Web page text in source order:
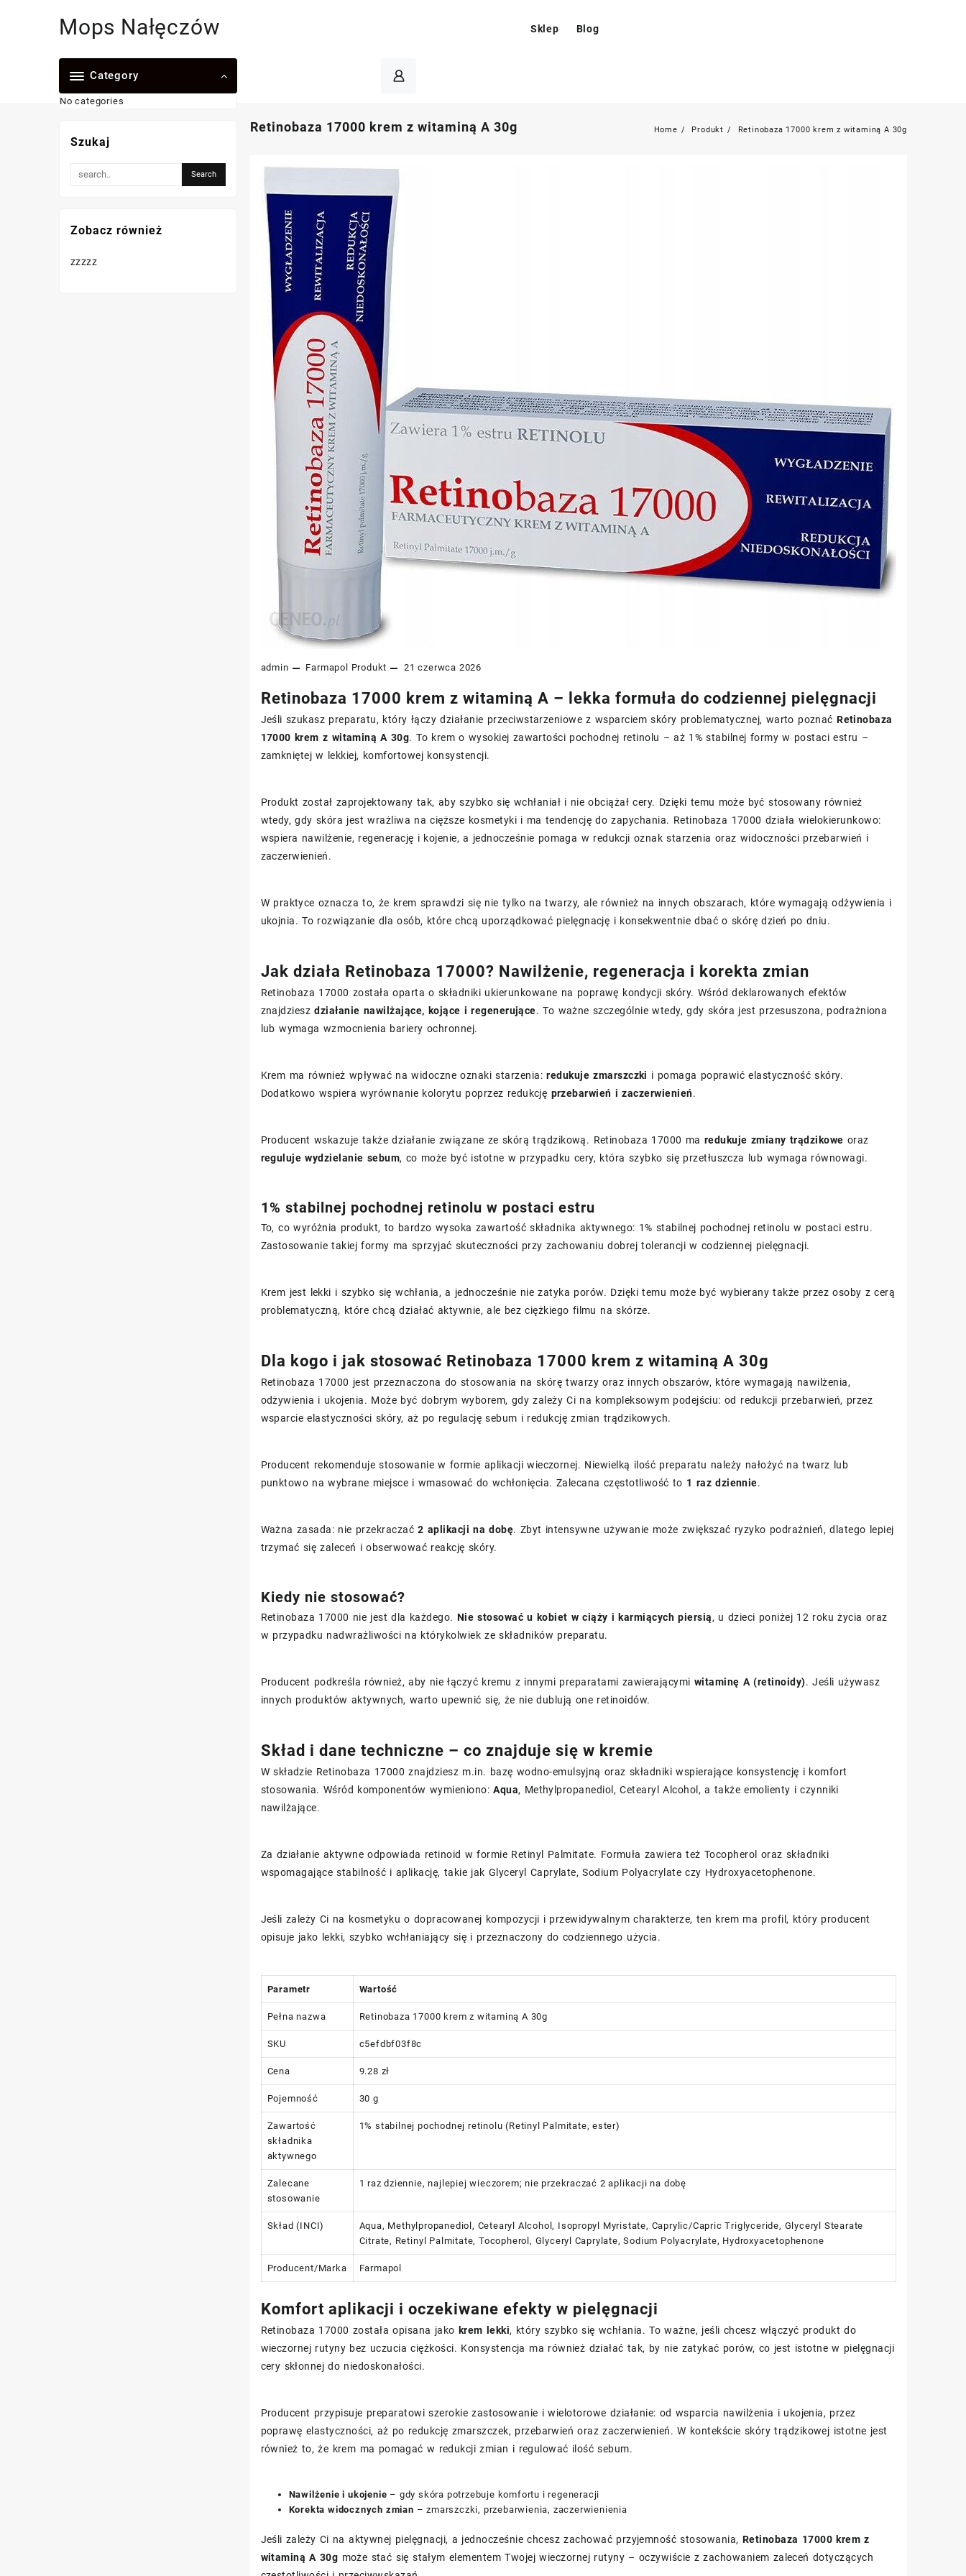
Mops Nałęczów Sklep Blog
Category
No categories
Retinobaza 17000 krem z witaminą A 30g Home Produkt Retinobaza 17000 krem z witaminą A 30g
admin Farmapol Produkt 21 czerwca 2026
Retinobaza 17000 krem z witaminą A – lekka formuła do codziennej pielęgnacji
Jeśli szukasz preparatu, który łączy działanie przeciwstarzeniowe z wsparciem skóry problematycznej, warto poznaćRetinobaza
17000 krem z witaminą A 30g. To krem o wysokiej zawartości pochodnej retinolu – aż 1% stabilnej formy w postaci estru –
zamkniętej w lekkiej, komfortowej konsystencji.
Produkt został zaprojektowany tak, aby szybko się wchłaniał i nie obciążał cery. Dzięki temu może być stosowany również
wtedy, gdy skóra jest wrażliwa na cięższe kosmetyki i ma tendencję do zapychania. Retinobaza 17000 działa wielokierunkowo:
wspiera nawilżenie, regenerację i kojenie, a jednocześnie pomaga w redukcji oznak starzenia oraz widoczności przebarwień i
zaczerwienień.
W praktyce oznacza to, że krem sprawdzi się nie tylko na twarzy, ale również na innych obszarach, które wymagają odżywienia i
ukojnia. To rozwiązanie dla osób, które chcą uporządkować pielęgnację i konsekwentnie dbać o skórę dzień po dniu.
Jak działa Retinobaza 17000? Nawilżenie, regeneracja i korekta zmian
Retinobaza 17000 została oparta o składniki ukierunkowane na poprawę kondycji skóry. Wśród deklarowanych efektów
znajdzieszdziałanie nawilżające, kojące i regenerujące. To ważne szczególnie wtedy, gdy skóra jest przesuszona, podrażniona
lub wymaga wzmocnienia bariery ochronnej.
Krem ma również wpływać na widoczne oznaki starzenia:redukuje zmarszczki i pomaga poprawić elastyczność skóry.
Dodatkowo wspiera wyrównanie kolorytu poprzez redukcję przebarwień i zaczerwienień.
Producent wskazuje także działanie związane ze skórą trądzikową. Retinobaza 17000 ma redukuje zmiany trądzikowe oraz
reguluje wydzielanie sebum, co może być istotne w przypadku cery, która szybko się przetłuszcza lub wymaga równowagi.
1% stabilnej pochodnej retinolu w postaci estru
To, co wyróżnia produkt, to bardzo wysoka zawartość składnika aktywnego: 1% stabilnej pochodnej retinolu w postaci estru.
Zastosowanie takiej formy ma sprzyjać skuteczności przy zachowaniu dobrej tolerancji w codziennej pielęgnacji.
Krem jest lekki i szybko się wchłania, a jednocześnie nie zatyka porów. Dzięki temu może być wybierany także przez osoby z cerą
problematyczną, które chcą działać aktywnie, ale bez ciężkiego filmu na skórze.
Dla kogo i jak stosować Retinobaza 17000 krem z witaminą A 30g
Retinobaza 17000 jest przeznaczona do stosowania na skórę twarzy oraz innych obszarów, które wymagają nawilżenia,
odżywienia i ukojenia. Może być dobrym wyborem, gdy zależy Ci na kompleksowym podejściu: od redukcji przebarwień, przez
wsparcie elastyczności skóry, aż po regulację sebum i redukcję zmian trądzikowych.
Producent rekomenduje stosowanie w formie aplikacji wieczornej. Niewielką ilość preparatu należy nałożyć na twarz lub
punktowo na wybrane miejsce i wmasować do wchłonięcia. Zalecana częstotliwość to 1 raz dziennie.
Ważna zasada: nie przekraczać2 aplikacji na dobę. Zbyt intensywne używanie może zwiększać ryzyko podrażnień, dlatego lepiej
trzymać się zaleceń i obserwować reakcję skóry.
Kiedy nie stosować?
Retinobaza 17000 nie jest dla każdego. Nie stosować u kobiet w ciąży i karmiących piersią, u dzieci poniżej 12 roku życia oraz
w przypadku nadwrażliwości na którykolwiek ze składników preparatu.
Producent podkreśla również, aby nie łączyć kremu z innymi preparatami zawierającymi witaminę A (retinoidy). Jeśli używasz
innych produktów aktywnych, warto upewnić się, że nie dublują one retinoidów.
Skład i dane techniczne – co znajduje się w kremie
W składzie Retinobaza 17000 znajdziesz m.in. bazę wodno-emulsyjną oraz składniki wspierające konsystencję i komfort
stosowania. Wśród komponentów wymieniono:Aqua, Methylpropanediol, Cetearyl Alcohol, a także emolienty i czynniki
nawilżające.
Za działanie aktywne odpowiada retinoid w formie Retinyl Palmitate. Formuła zawiera też Tocopherol oraz składniki
wspomagające stabilność i aplikację, takie jak Glyceryl Caprylate, Sodium Polyacrylate czy Hydroxyacetophenone.
Jeśli zależy Ci na kosmetyku o dopracowanej kompozycji i przewidywalnym charakterze, ten krem ma profil, który producent
opisuje jako lekki, szybko wchłaniający się i przeznaczony do codziennego użycia.
Parametr Wartość
Pełna nazwa Retinobaza 17000 krem z witaminą A 30g
SKU c5efdbf03f8c
Cena 9.28 zł
Pojemność 30 g
Zawartość
składnika
aktywnego
1% stabilnej pochodnej retinolu (Retinyl Palmitate, ester)
Zalecane
stosowanie
1 raz dziennie, najlepiej wieczorem; nie przekraczać 2 aplikacji na dobę
Skład (INCI)
Aqua, Methylpropanediol, Cetearyl Alcohol, Isopropyl Myristate, Caprylic/Capric Triglyceride, Glyceryl Stearate
Citrate, Retinyl Palmitate, Tocopherol, Glyceryl Caprylate, Sodium Polyacrylate, Hydroxyacetophenone
Producent/Marka Farmapol
Komfort aplikacji i oczekiwane efekty w pielęgnacji
Retinobaza 17000 została opisana jako krem lekki, który szybko się wchłania. To ważne, jeśli chcesz włączyć produkt do
wieczornej rutyny bez uczucia ciężkości. Konsystencja ma również działać tak, by nie zatykać porów, co jest istotne w pielęgnacji
cery skłonnej do niedoskonałości.
Producent przypisuje preparatowi szerokie zastosowanie i wielotorowe działanie: od wsparcia nawilżenia i ukojenia, przez
poprawę elastyczności, aż po redukcję zmarszczek, przebarwień oraz zaczerwienień. W kontekście skóry trądzikowej istotne jest
również to, że krem ma pomagać w redukcji zmian i regulować ilość sebum.
Nawilżenie i ukojenie – gdy skóra potrzebuje komfortu i regeneracji
Korekta widocznych zmian – zmarszczki, przebarwienia, zaczerwienienia
Jeśli zależy Ci na aktywnej pielęgnacji, a jednocześnie chcesz zachować przyjemność stosowania, Retinobaza 17000 krem z
witaminą A 30g może stać się stałym elementem Twojej wieczornej rutyny – oczywiście z zachowaniem zaleceń dotyczących
Szukaj
Zobacz również
zzzzz